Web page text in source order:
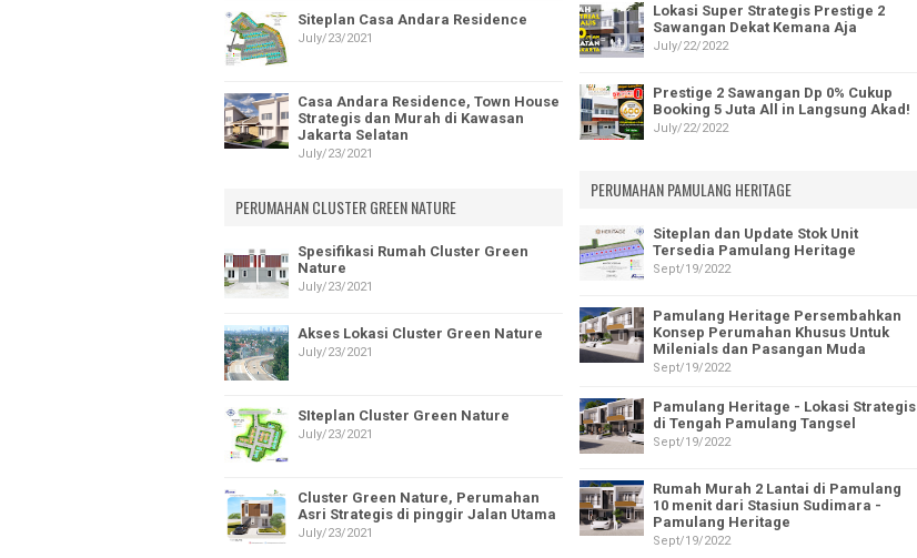
Siteplan Casa Andara Residence
July/23/2021
Casa Andara Residence, Town House
Strategis dan Murah di Kawasan
Jakarta Selatan
July/23/2021
PERUMAHAN CLUSTER GREEN NATURE
Spesifikasi Rumah Cluster Green
Nature
July/23/2021
Akses Lokasi Cluster Green Nature
July/23/2021
SIteplan Cluster Green Nature
July/23/2021
Cluster Green Nature, Perumahan
Asri Strategis di pinggir Jalan Utama
July/23/2021
Lokasi Super Strategis Prestige 2
Sawangan Dekat Kemana Aja
July/22/2022
Prestige 2 Sawangan Dp 0% Cukup
Booking 5 Juta All in Langsung Akad!
July/22/2022
PERUMAHAN PAMULANG HERITAGE
Siteplan dan Update Stok Unit
Tersedia Pamulang Heritage
Sept/19/2022
Pamulang Heritage Persembahkan
Konsep Perumahan Khusus Untuk
Milenials dan Pasangan Muda
Sept/19/2022
Pamulang Heritage - Lokasi Strategis
di Tengah Pamulang Tangsel
Sept/19/2022
Rumah Murah 2 Lantai di Pamulang
10 menit dari Stasiun Sudimara -
Pamulang Heritage
Sept/19/2022